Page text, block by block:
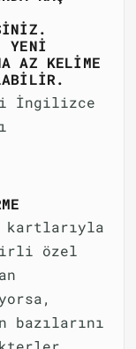
YENI
AZ KELIME
İngilizce
kartlarıyla
özel
bazılarını